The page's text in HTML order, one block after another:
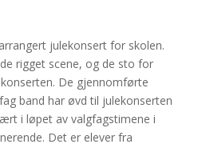
julekonsert for skolen.
rigget scene, og de sto for
De gjennomførte
band har øvd til julekonserten
i løpet av valgfagstimene i
Det er elever fra